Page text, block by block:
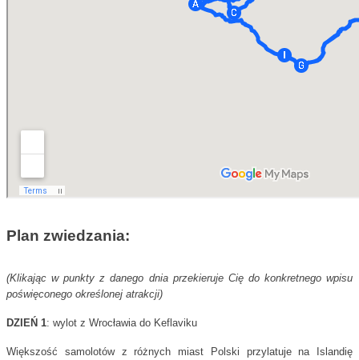
Plan zwiedzania:
(Klikając w punkty z danego dnia przekieruje Cię do konkretnego wpisu
poświęconego określonej atrakcji)
DZIEŃ 1: wylot z Wrocławia do Keflaviku
Większość samolotów z różnych miast Polski przylatuje na Islandię